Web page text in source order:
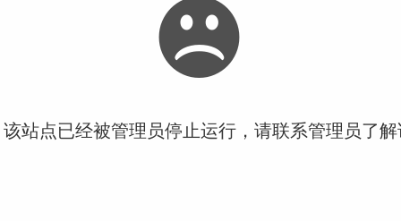
站点已经被管理员停止运行，请联系管理员了